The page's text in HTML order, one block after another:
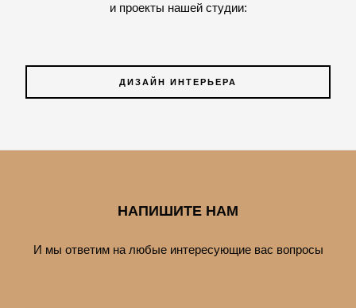
и проекты нашей студии:
ДИЗАЙН ИНТЕРЬЕРА
НАПИШИТЕ НАМ
И мы ответим на любые интересующие вас вопросы